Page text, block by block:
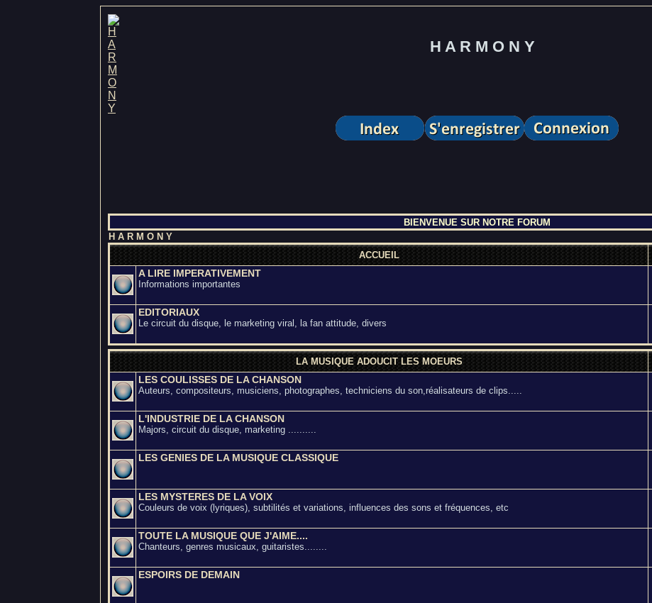
H A R M O N Y
BIENVENUE SUR NOTRE FORUM
H A R M O N Y
ACCUEIL
A LIRE IMPERATIVEMENT
Informations importantes
EDITORIAUX
Le circuit du disque, le marketing viral, la fan attitude, divers
LA MUSIQUE ADOUCIT LES MOEURS
LES COULISSES DE LA CHANSON
Auteurs, compositeurs, musiciens, photographes, techniciens du son,réalisateurs de clips.....
L'INDUSTRIE DE LA CHANSON
Majors, circuit du disque, marketing ..........
LES GENIES DE LA MUSIQUE CLASSIQUE
LES MYSTERES DE LA VOIX
Couleurs de voix (lyriques), subtilités et variations, influences des sons et fréquences, etc
TOUTE LA MUSIQUE QUE J'AIME....
Chanteurs, genres musicaux, guitaristes........
ESPOIRS DE DEMAIN